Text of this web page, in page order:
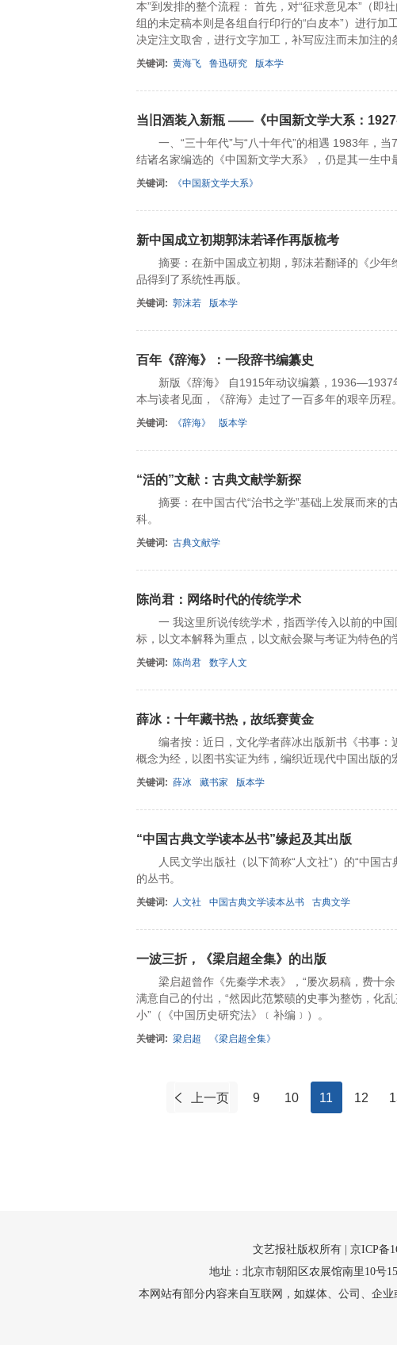
本”到发排的整个流程： 首先，对“征求意见本”（
组的未定稿本则是各组自行印行的“白皮本”）进行加
决定注文取舍，进行文字加工，补写应注而未加注的
关键词: 黄海飞 鲁迅研究 版本学
当旧酒装入新瓶 ——《中国新文学大系：
一、“三十年代”与“八十年代”的相遇 1983年，当
结诸名家编选的《中国新文学大系》，仍是其一生中
关键词: 《中国新文学大系》
新中国成立初期郭沫若译作再版梳考
摘要：在新中国成立初期，郭沫若翻译的《少年
品得到了系统性再版。
关键词: 郭沫若 版本学
百年《辞海》：一段辞书编纂史
新版《辞海》 自1915年动议编纂，1936—1937
本与读者见面，《辞海》走过了一百多年的艰辛历程。
关键词: 《辞海》 版本学
“活的”文献：古典文献学新探
摘要：在中国古代“治书之学”基础上发展而来的
科。
关键词: 古典文献学
陈尚君：网络时代的传统学术
一 我这里所说传统学术，指西学传入以前的中国
标，以文本解释为重点，以文献会聚与考证为特色的
关键词: 陈尚君 数字人文
薛冰：十年藏书热，故纸赛黄金
编者按：近日，文化学者薛冰出版新书《书事：
概念为经，以图书实证为纬，编织近现代中国出版的
关键词: 薛冰 藏书家 版本学
“中国古典文学读本丛书”缘起及其出版
人民文学出版社（以下简称“人文社”）的“中国古
的丛书。
关键词: 人文社 中国古典文学读本丛书 古典文学
一波三折，《梁启超全集》的出版
梁启超曾作《先秦学术表》，“屡次易稿，费十余
满意自己的付出，“然因此范繁赜的史事为整饬，化
小”（《中国历史研究法》﹝补编﹞）。
关键词: 梁启超 《梁启超全集》
上一页 9 10 11 12
文艺报社版权所有 | 京ICP备
地址：北京市朝阳区农展馆南里10号
本网站有部分内容来自互联网，如媒体、公司、企